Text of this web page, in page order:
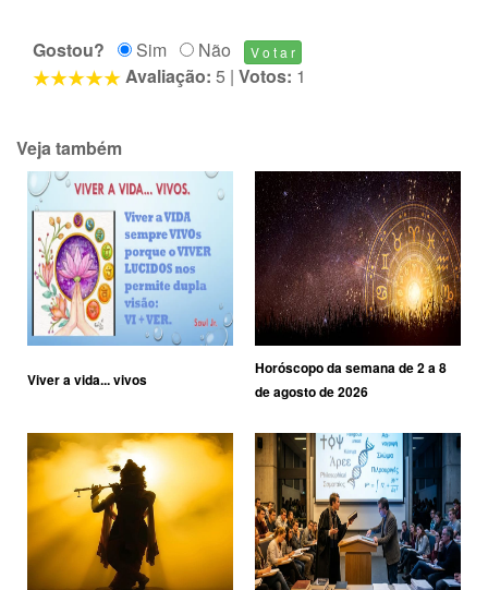
Gostou? Sim
Não
Avaliação: 5 | Votos: 1
Veja também
Viver a vida... vivos
Horóscopo da semana de 2 a 8
de agosto de 2026